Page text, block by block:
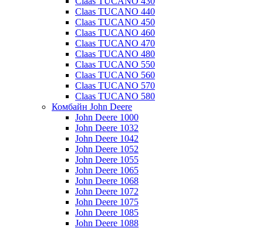
Claas TUCANO 440
Claas TUCANO 450
Claas TUCANO 460
Claas TUCANO 470
Claas TUCANO 480
Claas TUCANO 550
Claas TUCANO 560
Claas TUCANO 570
Claas TUCANO 580
Комбайн John Deere
John Deere 1000
John Deere 1032
John Deere 1042
John Deere 1052
John Deere 1055
John Deere 1065
John Deere 1068
John Deere 1072
John Deere 1075
John Deere 1085
John Deere 1088